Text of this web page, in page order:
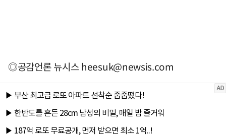
◎공감언론 뉴시스heesuk@newsis.com